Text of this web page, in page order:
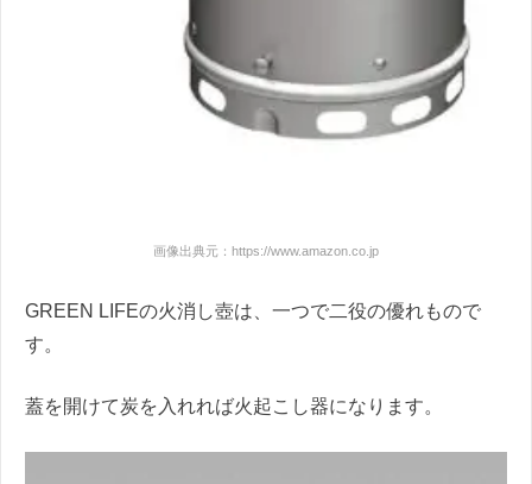
画像出典元：https://www.amazon.co.jp
GREEN LIFEの火消し壺は、一つで二役の優れもので
す。
蓋を開けて炭を入れれば火起こし器になります。